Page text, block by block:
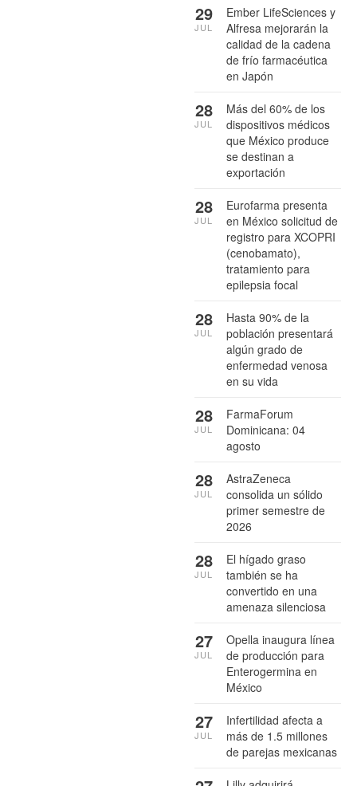
Ember LifeSciences y
Alfresa mejorarán la
calidad de la cadena
de frío farmacéutica
en Japón
29
JUL
Más del 60% de los
dispositivos médicos
que México produce
se destinan a
exportación
28
JUL
Eurofarma presenta
en México solicitud de
registro para XCOPRI
(cenobamato),
tratamiento para
epilepsia focal
28
JUL
Hasta 90% de la
población presentará
algún grado de
enfermedad venosa
en su vida
28
JUL
FarmaForum
Dominicana: 04
agosto
28
JUL
AstraZeneca
consolida un sólido
primer semestre de
2026
28
JUL
El hígado graso
también se ha
convertido en una
amenaza silenciosa
28
JUL
Opella inaugura línea
de producción para
Enterogermina en
México
27
JUL
Infertilidad afecta a
más de 1.5 millones
de parejas mexicanas
27
JUL